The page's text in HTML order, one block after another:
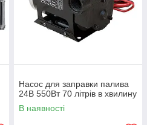
Насос для заправки палива
24В 550Вт 70 літрів в хвилину
В наявності